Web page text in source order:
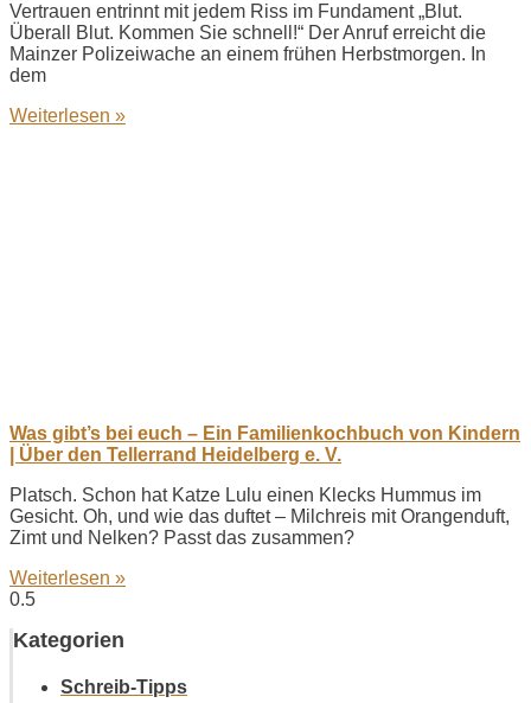
Vertrauen entrinnt mit jedem Riss im Fundament „Blut.
Überall Blut. Kommen Sie schnell!“ Der Anruf erreicht die
Mainzer Polizeiwache an einem frühen Herbstmorgen. In
dem
Weiterlesen »
Was gibt’s bei euch – Ein Familienkochbuch von Kindern
| Über den Tellerrand Heidelberg e. V.
Platsch. Schon hat Katze Lulu einen Klecks Hummus im
Gesicht. Oh, und wie das duftet – Milchreis mit Orangenduft,
Zimt und Nelken? Passt das zusammen?
Weiterlesen »
Kategorien
Schreib-Tipps